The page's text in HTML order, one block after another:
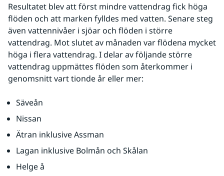
Resultatet blev att först mindre vattendrag fick höga
flöden och att marken fylldes med vatten. Senare steg
även vattennivåer i sjöar och flöden i större
vattendrag. Mot slutet av månaden var flödena mycket
höga i flera vattendrag. I delar av följande större
vattendrag uppmättes flöden som återkommer i
genomsnitt vart tionde år eller mer:
Säveån
Nissan
Ätran inklusive Assman
Lagan inklusive Bolmån och Skålan
Helge å